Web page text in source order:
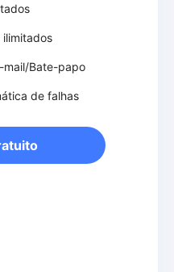
ilimitados
mail/Bate-papo
de falhas